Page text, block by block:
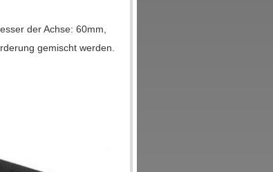
der Achse: 60mm,
gemischt werden.